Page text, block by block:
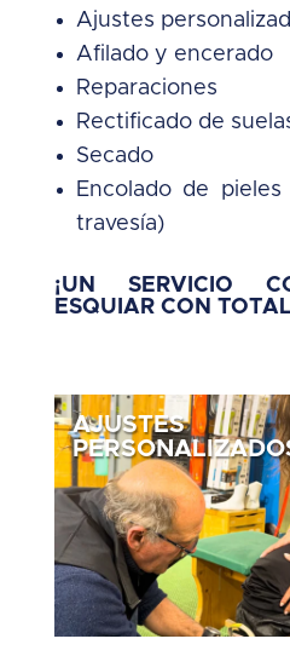
Ajustes
Afilado y encerado
Reparaciones
Rectificado de
Secado
Encolado de
travesía)
¡UN SERVICIO
ESQUIAR CON
AJUSTES